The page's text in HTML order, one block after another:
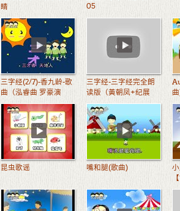
睛
05
三字经(2/7)-香九龄-歌
曲（泓睿曲 罗豪演
绎）
三字经-三字经完全朗
读版（黃朝凤+纪展
雄）
昆虫歌谣 嘴和腿(歌曲)